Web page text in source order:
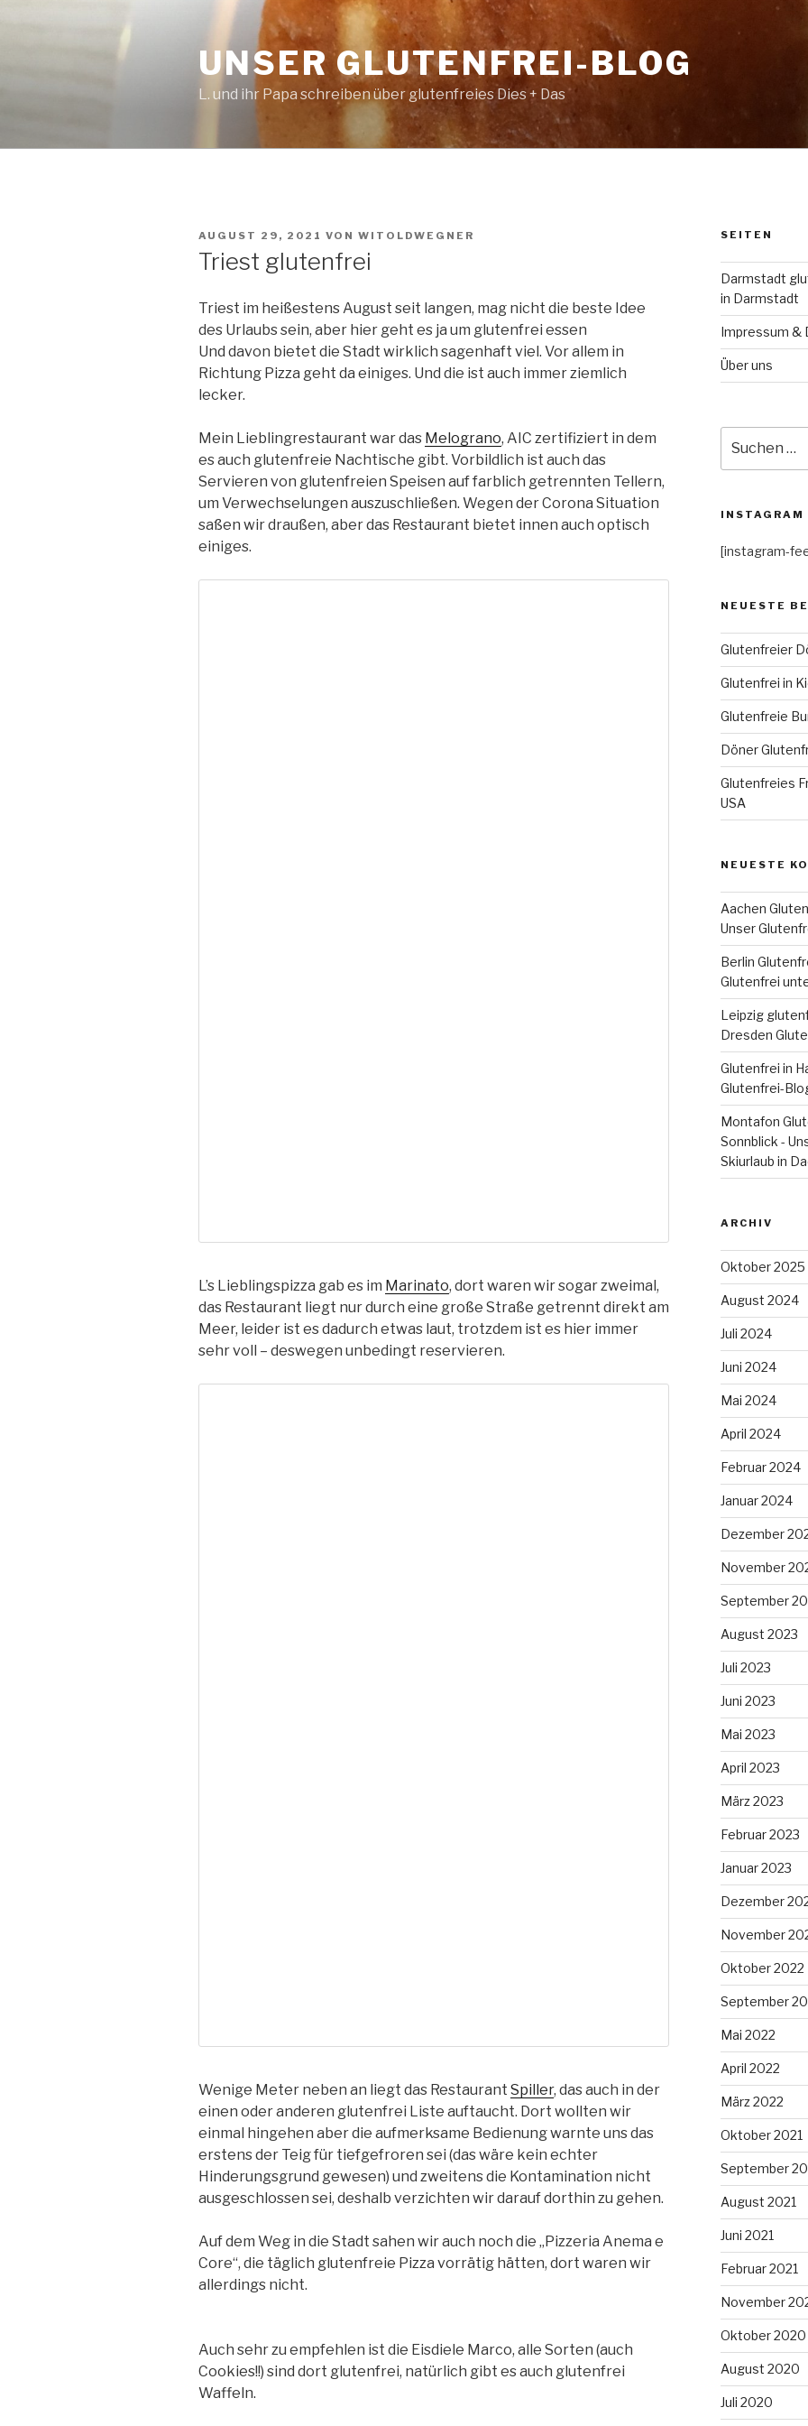
UNSER GLUTENFREI-BLOG
L. und ihr Papa schreiben über glutenfreies Dies + Das
VERÖFFENTLICHT
AUGUST 29, 2021 VON WITOLDWEGNER
Triest glutenfrei
Triest im heißestens August seit langen, mag nicht die beste Idee
des Urlaubs sein, aber hier geht es ja um glutenfrei essen
Und davon bietet die Stadt wirklich sagenhaft viel. Vor allem in
Richtung Pizza geht da einiges. Und die ist auch immer ziemlich
lecker.
Mein Lieblingrestaurant war das Melograno, AIC zertifiziert in dem
es auch glutenfreie Nachtische gibt. Vorbildlich ist auch das
Servieren von glutenfreien Speisen auf farblich getrennten Tellern,
um Verwechselungen auszuschließen. Wegen der Corona Situation
saßen wir draußen, aber das Restaurant bietet innen auch optisch
einiges.
L’s Lieblingspizza gab es im Marinato, dort waren wir sogar zweimal,
das Restaurant liegt nur durch eine große Straße getrennt direkt am
Meer, leider ist es dadurch etwas laut, trotzdem ist es hier immer
sehr voll – deswegen unbedingt reservieren.
Wenige Meter neben an liegt das Restaurant Spiller, das auch in der
einen oder anderen glutenfrei Liste auftaucht. Dort wollten wir
einmal hingehen aber die aufmerksame Bedienung warnte uns das
erstens der Teig für tiefgefroren sei (das wäre kein echter
Hinderungsgrund gewesen) und zweitens die Kontamination nicht
ausgeschlossen sei, deshalb verzichten wir darauf dorthin zu gehen.
Auf dem Weg in die Stadt sahen wir auch noch die „Pizzeria Anema e
Core“, die täglich glutenfreie Pizza vorrätig hätten, dort waren wir
allerdings nicht.
Auch sehr zu empfehlen ist die Eisdiele Marco, alle Sorten (auch
Cookies!!) sind dort glutenfrei, natürlich gibt es auch glutenfrei
Waffeln.
SEITEN
Darmstadt
in Darmstadt
Impressum &
Über uns
nach:
INSTAGRAM
[instagram-
NEUESTE
Glutenfreier
Glutenfrei in
Glutenfreie
Döner
Glutenfreies
USA
NEUESTE
Aachen
Unser
Berlin
Glutenfrei
Leipzig
Dresden
Glutenfrei in
Glutenfrei-
Montafon
Sonnblick -
Skiurlaub in
ARCHIV
Oktober 2025
August 2024
Juli 2024
Juni 2024
Mai 2024
April 2024
Februar 2024
Januar 2024
Dezember
November
September
August 2023
Juli 2023
Juni 2023
Mai 2023
April 2023
März 2023
Februar 2023
Januar 2023
Dezember
November
Oktober 2022
September
Mai 2022
April 2022
März 2022
Oktober 2021
September
August 2021
Juni 2021
Februar 2021
November
Oktober 2020
August 2020
Juli 2020